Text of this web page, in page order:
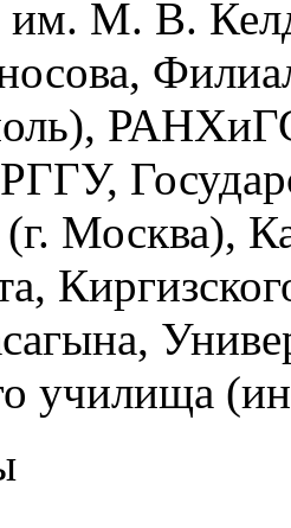
им. М. В.
Москва),
училища